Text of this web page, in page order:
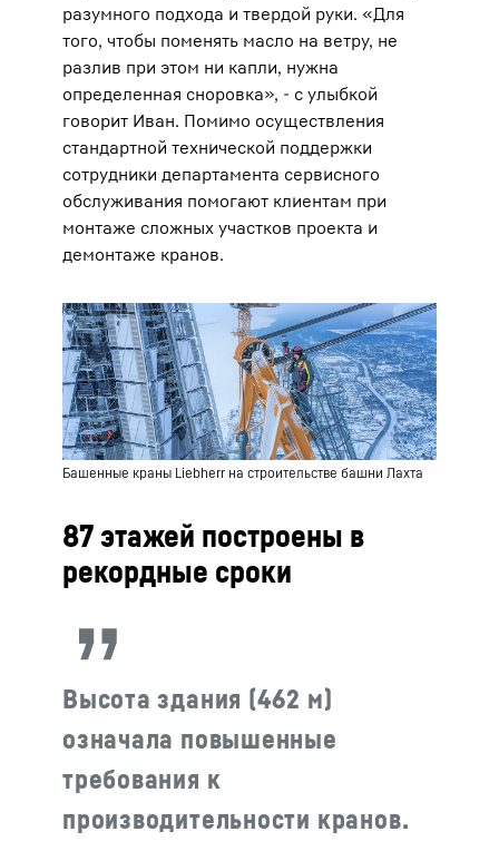
разумного подхода и твердой руки. «Для
того, чтобы поменять масло на ветру, не
разлив при этом ни капли, нужна
определенная сноровка», - с улыбкой
говорит Иван. Помимо осуществления
стандартной технической поддержки
сотрудники департамента сервисного
обслуживания помогают клиентам при
монтаже сложных участков проекта и
демонтаже кранов.
Башенные краны Liebherr на строительстве башни Лахта
87 этажей построены в
рекордные сроки
Высота здания (462 м)
означала повышенные
требования к
производительности кранов.